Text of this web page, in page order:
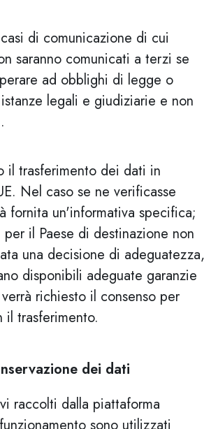
di comunicazione di cui
saranno comunicati a terzi se
ad obblighi di legge o
legali e giudiziarie e non
il trasferimento dei dati in
Nel caso se ne verificasse
fornita un'informativa specifica;
il Paese di destinazione non
una decisione di adeguatezza,
disponibili adeguate garanzie
richiesto il consenso per
trasferimento.
dei dati
raccolti dalla piattaforma